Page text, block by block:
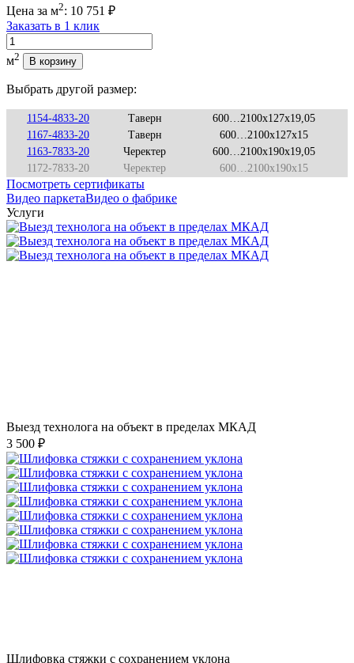
Цена за м2: 10 751 ₽
Заказать в 1 клик
Количество
м2 В корзину
Выбрать другой размер:
1154-4833-20 Таверн
600…2100x127x19,05
1167-4833-20
Таверн
600…2100x127x15
1163-7833-20
Черектер
600…2100x190x19,05
1172-7833-20
Черектер 600…2100x190x15
Посмотреть сертификаты
Видео паркетаВидео о фабрике
Услуги
Выезд технолога на объект в пределах МКАД
3 500 ₽
Шлифовка стяжки с сохранением уклона